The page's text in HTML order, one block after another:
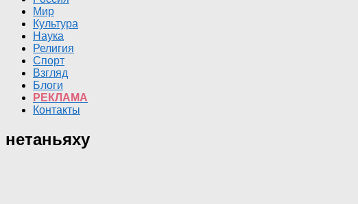
Мир
Культура
Наука
Религия
Спорт
Взгляд
Блоги
РЕКЛАМА
Контакты
нетаньяху